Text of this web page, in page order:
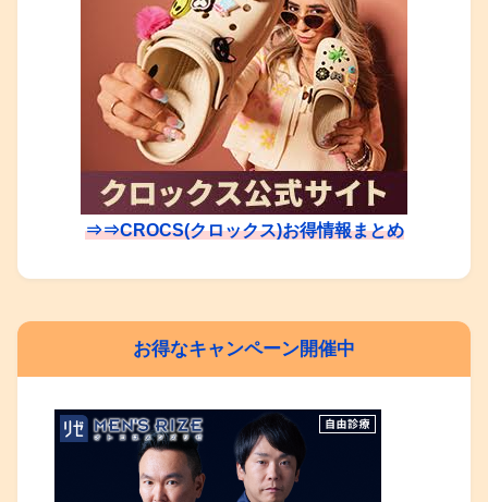
⇒⇒CROCS(クロックス)お得情報まとめ
お得なキャンペーン開催中